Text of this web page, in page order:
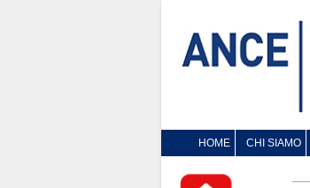
HOME CHI SIAMO